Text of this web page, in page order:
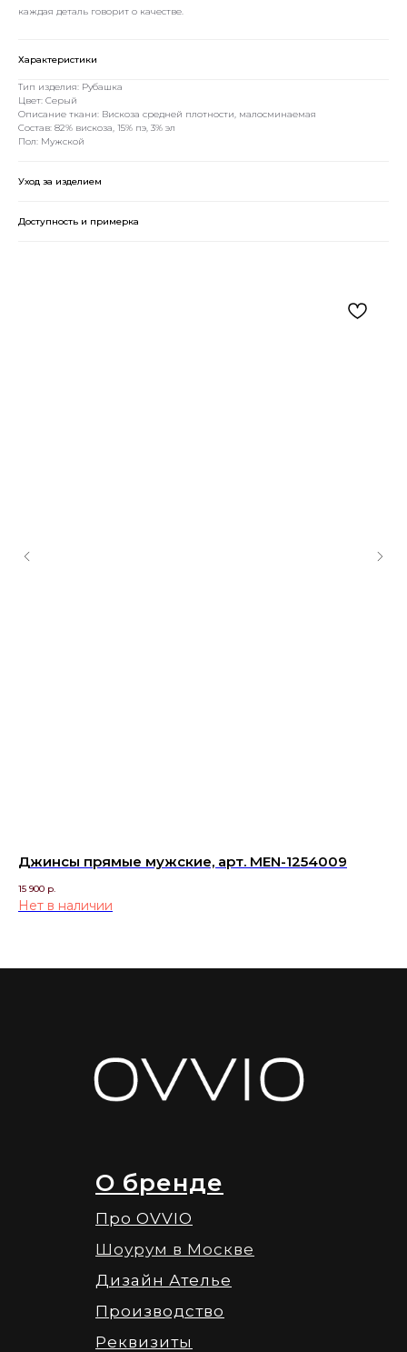
каждая деталь говорит о качестве.
Характеристики
Тип изделия: Рубашка
Цвет: Серый
Описание ткани: Вискоза средней плотности, малосминаемая
Состав: 82% вискоза, 15% пэ, 3% эл
Пол: Мужской
Уход за изделием
Доступность и примерка
Джинсы прямые мужские, арт. MEN-1254009
15 900 р.
Нет в наличии
Про OVVIO
Шоурум в Москве
Дизайн Ателье
Производство
Реквизиты
О бренде